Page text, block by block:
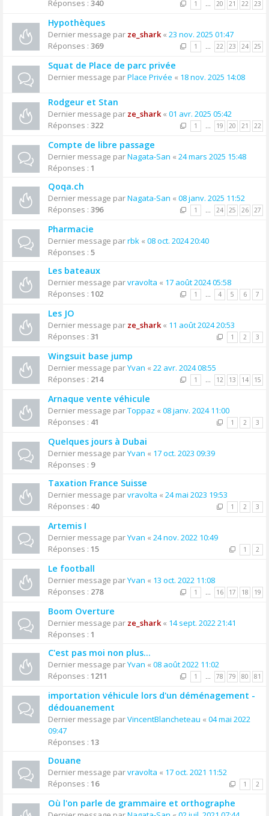
Réponses : 340 1 … 20 21 22 23
Hypothèques
Dernier message par ze_shark« 23 nov. 2025 01:47
Réponses : 369 1 … 22 23 24 25
Squat de Place de parc privée
Dernier message parPlace Privée « 18 nov. 2025 14:08
Rodgeur et Stan
Dernier message par ze_shark« 01 avr. 2025 05:42
Réponses : 322 1 … 19 20 21 22
Compte de libre passage
Dernier message parNagata-San « 24 mars 2025 15:48
Réponses : 1
Qoqa.ch
Dernier message parNagata-San « 08 janv. 2025 11:52
Réponses : 396 1 … 24 25 26 27
Pharmacie
Dernier message parrbk « 08 oct. 2024 20:40
Réponses : 5
Les bateaux
Dernier message parvravolta « 17 août 2024 05:58
Réponses : 102 1 … 4 5 6 7
Les JO
Dernier message par ze_shark« 11 août 2024 20:53
Réponses : 31 1 2 3
Wingsuit base jump
Dernier message parYvan « 22 avr. 2024 08:55
Réponses : 214 1 … 12 13 14 15
Arnaque vente véhicule
Dernier message parToppaz « 08 janv. 2024 11:00
Réponses : 41 1 2 3
Quelques jours à Dubai
Dernier message parYvan « 17 oct. 2023 09:39
Réponses : 9
Taxation France Suisse
Dernier message parvravolta « 24 mai 2023 19:53
Réponses : 40 1 2 3
Artemis I
Dernier message parYvan « 24 nov. 2022 10:49
Réponses : 15 1 2
Le football
Dernier message parYvan « 13 oct. 2022 11:08
Réponses : 278 1 … 16 17 18 19
Boom Overture
Dernier message par ze_shark« 14 sept. 2022 21:41
Réponses : 1
C'est pas moi non plus...
Dernier message parYvan « 08 août 2022 11:02
Réponses : 1211 1 … 78 79 80 81
importation véhicule lors d'un déménagement -
dédouanement
Dernier message parVincentBlancheteau « 04 mai 2022
09:47
Réponses : 13
Douane
Dernier message parvravolta « 17 oct. 2021 11:52
Réponses : 16 1 2
Où l'on parle de grammaire et orthographe